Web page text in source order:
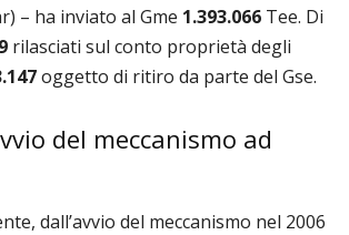
– ha inviato al Gme 1.393.066 Tee. Di
rilasciati sul conto proprietà degli
oggetto di ritiro da parte del Gse.
del meccanismo ad
dall’avvio del meccanismo nel 2006